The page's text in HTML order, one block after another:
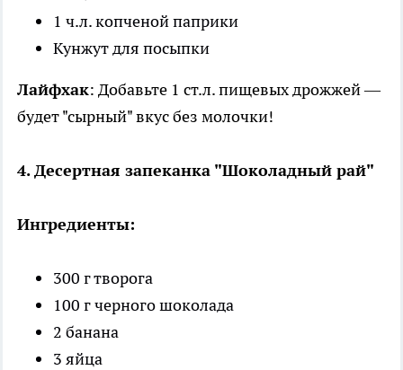
1 ч.л. копченой паприки
Кунжут для посыпки
Лайфхак: Добавьте 1 ст.л. пищевых дрожжей —
будет "сырный" вкус без молочки!
4. Десертная запеканка "Шоколадный рай"
Ингредиенты:
300 г творога
100 г черного шоколада
2 банана
3 яйца